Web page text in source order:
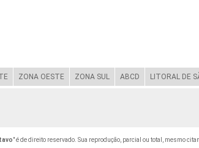
ZONA OESTE ZONA SUL ABCD LITORAL DE
" é de direito reservado. Sua reprodução, parcial ou total, mesmo